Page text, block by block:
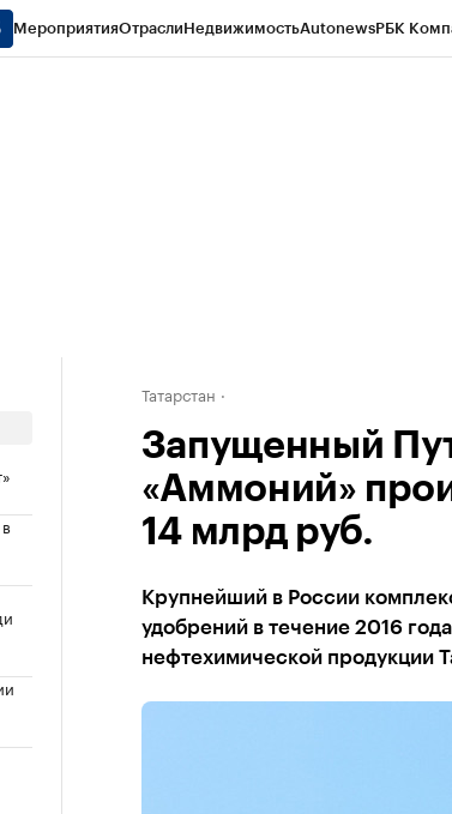
МероприятияОтраслиНедвижимостьAutonewsРБК
Татарстан
Запущенный
«Аммоний»
14 млрд руб.
Крупнейший в России
удобрений в течение 2016
нефтехимической продукции